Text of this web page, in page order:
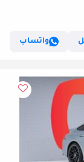
واتساب